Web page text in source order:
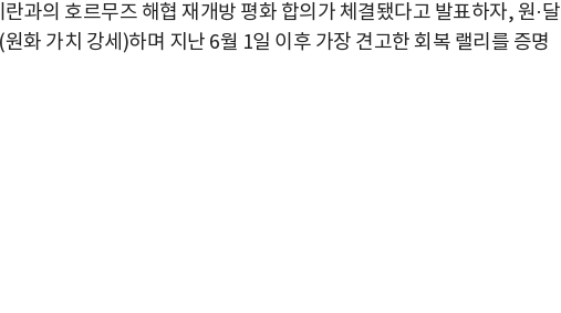
과의 호르무즈 해협 재개방 평화 합의가 체결됐다고 발표하자, 원·달
화 가치 강세)하며 지난 6월 1일 이후 가장 견고한 회복 랠리를 증명